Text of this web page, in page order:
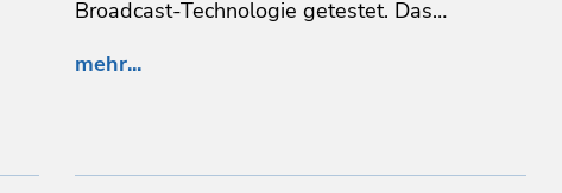
Broadcast-Technologie getestet. Das…
mehr...